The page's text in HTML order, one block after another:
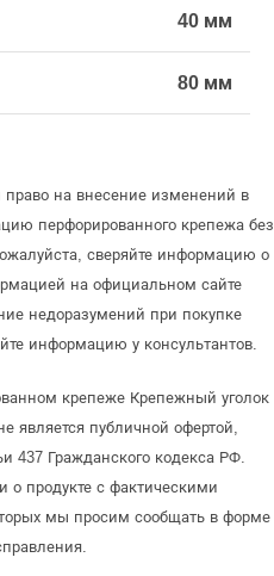
40 мм
80 мм
право на внесение изменений в
перфорированного крепежа без
сверяйте информацию о
на официальном сайте
недоразумений при покупке
информацию у консультантов.
крепеже Крепежный уголок
является публичной офертой,
437 Гражданского кодекса РФ.
о продукте с фактическими
мы просим сообщать в форме